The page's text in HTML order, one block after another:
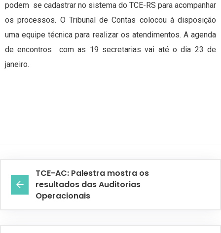
podem se cadastrar no sistema do TCE-RS para acompanhar
os processos. O Tribunal de Contas colocou à disposição
uma equipe técnica para realizar os atendimentos. A agenda
de encontros com as 19 secretarias vai até o dia 23 de
janeiro.
TCE-AC: Palestra mostra os
resultados das Auditorias
Operacionais